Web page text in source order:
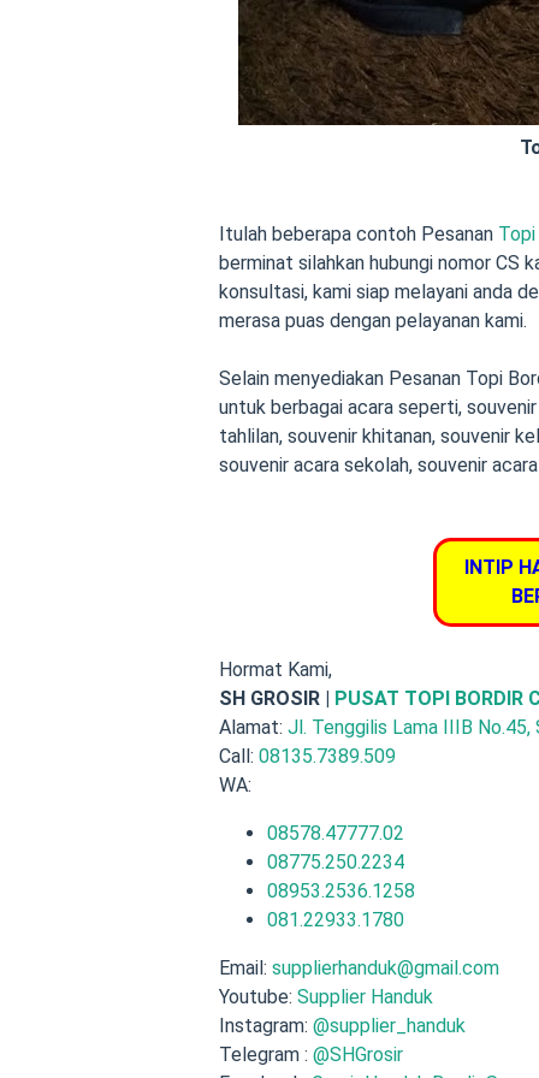
Itulah beberapa contoh Pesanan
berminat silahkan hubungi nomor CS
konsultasi, kami siap melayani anda
merasa puas dengan pelayanan kami.
Selain menyediakan Pesanan Topi
untuk berbagai acara seperti,
tahlilan, souvenir khitanan, souvenir
souvenir acara sekolah, souvenir
INTIP
Hormat Kami,
SH GROSIR | PUSAT TOPI BORDIR
Alamat: Jl. Tenggilis Lama IIIB No.45,
Call: 08135.7389.509
WA:
08578.47777.02
08775.250.2234
08953.2536.1258
081.22933.1780
Email: supplierhanduk@gmail.com
Youtube: Supplier Handuk
Instagram: @supplier_handuk
Telegram : @SHGrosir